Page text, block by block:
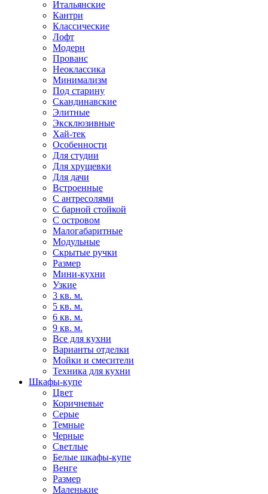
Итальянские
Кантри
Классические
Лофт
Модерн
Прованс
Неоклассика
Минимализм
Под старину
Скандинавские
Элитные
Эксклюзивные
Хай-тек
Особенности
Для студии
Для хрущевки
Для дачи
Встроенные
С антресолями
С барной стойкой
С островом
Малогабаритные
Модульные
Скрытые ручки
Размер
Мини-кухни
Узкие
3 кв. м.
5 кв. м.
6 кв. м.
9 кв. м.
Все для кухни
Варианты отделки
Мойки и смесители
Техника для кухни
Шкафы-купе
Цвет
Коричневые
Серые
Темные
Черные
Светлые
Белые шкафы-купе
Венге
Размер
Маленькие